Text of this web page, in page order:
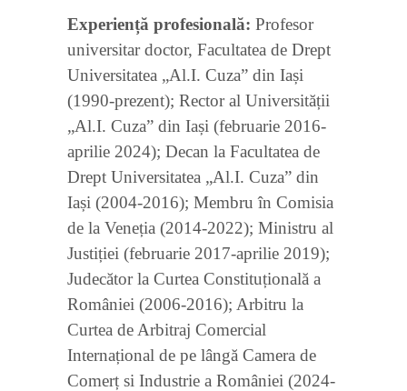
Experiență profesională: Profesor
universitar doctor, Facultatea de Drept
Universitatea „Al.I. Cuza” din Iași
(1990-prezent); Rector al Universității
„Al.I. Cuza” din Iași (februarie 2016-
aprilie 2024); Decan la Facultatea de
Drept Universitatea „Al.I. Cuza” din
Iași (2004-2016); Membru în Comisia
de la Veneția (2014-2022); Ministru al
Justiției (februarie 2017-aprilie 2019);
Judecător la Curtea Constituțională a
României (2006-2016); Arbitru la
Curtea de Arbitraj Comercial
Internațional de pe lângă Camera de
Comerț si Industrie a României (2024-